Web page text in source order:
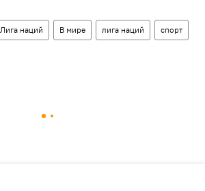
Лига наций В мире лига наций спорт